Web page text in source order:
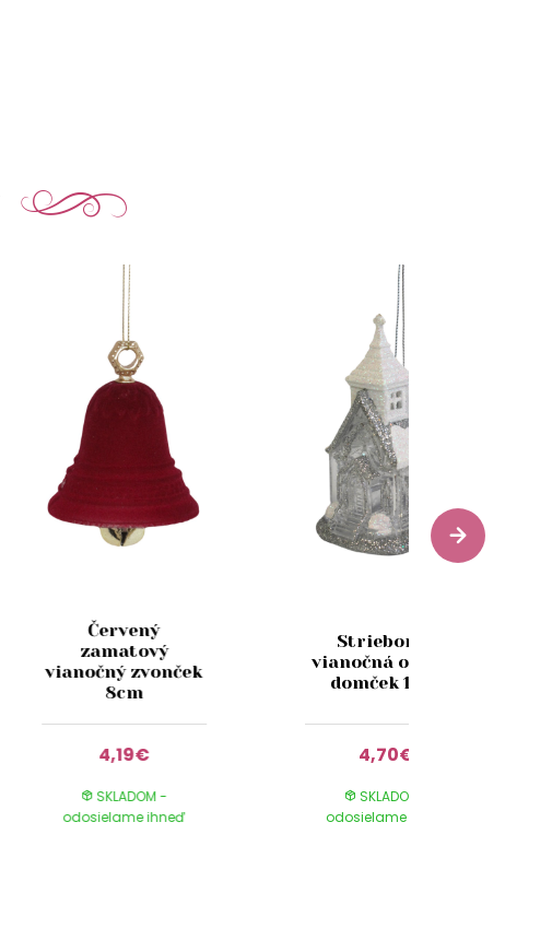
Červený
zamatový
vianočný zvonček
8cm
4,19€
SKLADOM -
odosielame ihneď
Strieborná
vianočná ozdoba
domček 11cm
4,70€
SKLADOM -
odosielame ihneď